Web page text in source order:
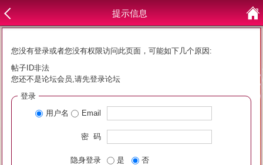
提示信息
您没有登录或者您没有权限访问此页面，可能如下几个原因:
帖子ID非法
您还不是论坛会员,请先登录论坛
登录
用户名
Email
密 码
隐身登录 是 否